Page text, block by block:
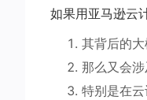
如果用亚马逊云
其背后的
那么又会
特别是在